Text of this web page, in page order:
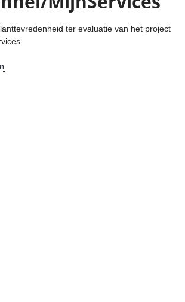
ter evaluatie van het project